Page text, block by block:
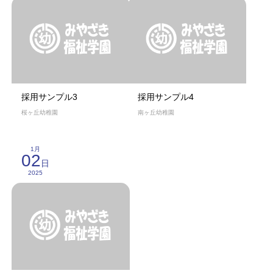
採用サンプル3
桜ヶ丘幼稚園
採用サンプル4
南ヶ丘幼稚園
1月
02日
2025